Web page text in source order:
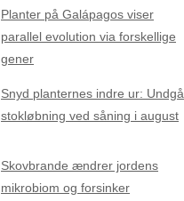
Planter på Galápagos viser
parallel evolution via forskellige
gener
Snyd planternes indre ur: Undgå
stokløbning ved såning i august
Skovbrande ændrer jordens
mikrobiom og forsinker